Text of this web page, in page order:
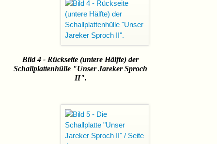
Bild 4 - Rückseite (untere Hälfte) der
Schallplattenhülle "Unser Jareker Sproch
II".